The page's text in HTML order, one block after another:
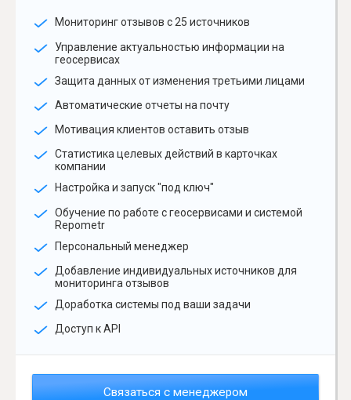
Мониторинг отзывов с 25 источников
Управление актуальностью информации на
геосервисах
Защита данных от изменения третьими лицами
Автоматические отчеты на почту
Мотивация клиентов оставить отзыв
Статистика целевых действий в карточках
компании
Настройка и запуск "под ключ"
Обучение по работе с геосервисами и системой
Repometr
Персональный менеджер
Добавление индивидуальных источников для
мониторинга отзывов
Доработка системы под ваши задачи
Доступ к API
Связаться с менеджером